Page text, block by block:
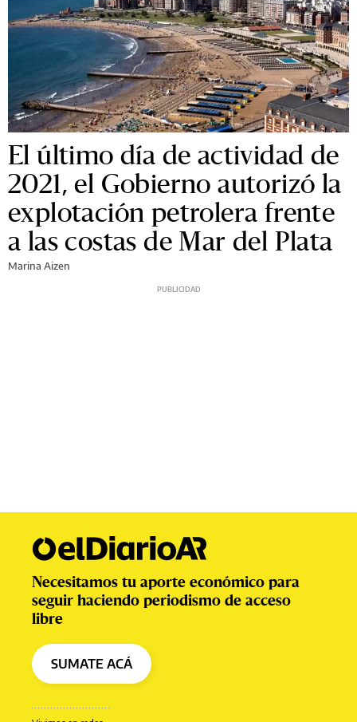
El último día de actividad de
2021, el Gobierno autorizó la
explotación petrolera frente
a las costas de Mar del Plata
Marina Aizen
Necesitamos tu aporte económico para
seguir haciendo periodismo de acceso
libre
SUMATE ACÁ